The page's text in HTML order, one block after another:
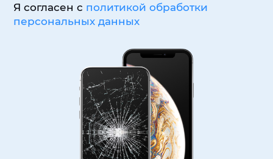
Я согласен с политикой обработки
персональных данных